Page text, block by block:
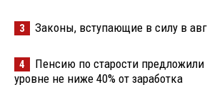
3 Законы, вступающие в силу в
4
Пенсию по старости предложили
уровне не ниже 40% от заработка